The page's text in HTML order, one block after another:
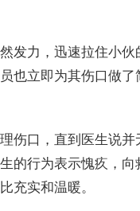
发力，迅速拉住小
也立即为其伤口做
伤口，直到医生说
的行为表示愧疚，
充实和温暖。